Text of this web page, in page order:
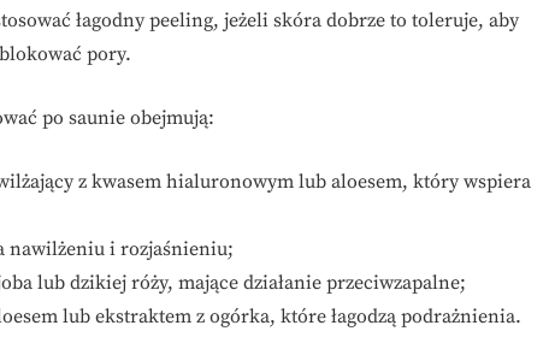
łagodny peeling, jeżeli skóra dobrze to toleruje, aby
pory.
po saunie obejmują:
z kwasem hialuronowym lub aloesem, który wspiera
nawilżeniu i rozjaśnieniu;
lub dzikiej róży, mające działanie przeciwzapalne;
lub ekstraktem z ogórka, które łagodzą podrażnienia.